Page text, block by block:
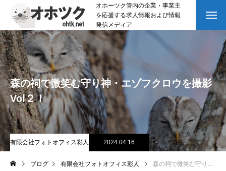
オホーツク管内の企業・事業主
を応援する求人情報および情報
発信メディア
森の祠で微笑む守り神・エゾフクロウを撮影
Vol２！
有限会社フォトオフィス彩人 2024.04.16
ブログ 有限会社フォトオフィス彩人 森の祠で微笑む守り神・エゾフクロウを撮影Vol２！